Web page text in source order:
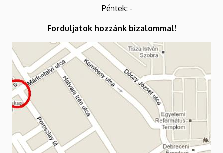
Péntek: -
Forduljatok hozzánk bizalommal!